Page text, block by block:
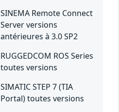
SINEMA Remote Connect
Server versions
antérieures à 3.0 SP2
RUGGEDCOM ROS Series
toutes versions
SIMATIC STEP 7 (TIA
Portal) toutes versions